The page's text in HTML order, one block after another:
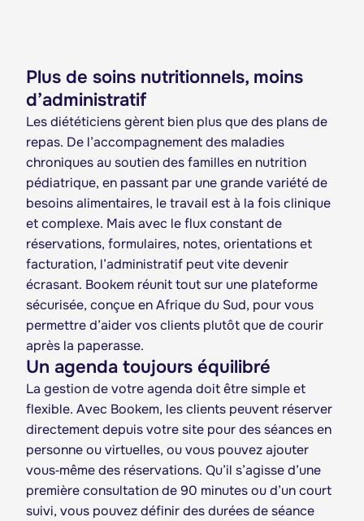
Plus de soins nutritionnels, moins
d’administratif
Les diététiciens gèrent bien plus que des plans de
repas. De l’accompagnement des maladies
chroniques au soutien des familles en nutrition
pédiatrique, en passant par une grande variété de
besoins alimentaires, le travail est à la fois clinique
et complexe. Mais avec le flux constant de
réservations, formulaires, notes, orientations et
facturation, l’administratif peut vite devenir
écrasant. Bookem réunit tout sur une plateforme
sécurisée, conçue en Afrique du Sud, pour vous
permettre d’aider vos clients plutôt que de courir
après la paperasse.
Un agenda toujours équilibré
La gestion de votre agenda doit être simple et
flexible. Avec Bookem, les clients peuvent réserver
directement depuis votre site pour des séances en
personne ou virtuelles, ou vous pouvez ajouter
vous‑même des réservations. Qu’il s’agisse d’une
première consultation de 90 minutes ou d’un court
suivi, vous pouvez définir des durées de séance